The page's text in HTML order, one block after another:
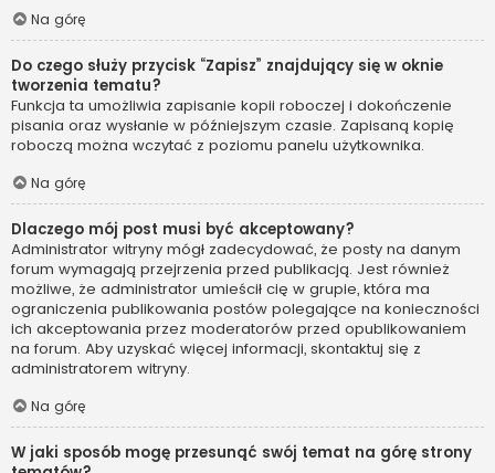
Na górę
Do czego służy przycisk “Zapisz” znajdujący się w oknie
tworzenia tematu?
Funkcja ta umożliwia zapisanie kopii roboczej i dokończenie
pisania oraz wysłanie w późniejszym czasie. Zapisaną kopię
roboczą można wczytać z poziomu panelu użytkownika.
Na górę
Dlaczego mój post musi być akceptowany?
Administrator witryny mógł zadecydować, że posty na danym
forum wymagają przejrzenia przed publikacją. Jest również
możliwe, że administrator umieścił cię w grupie, która ma
ograniczenia publikowania postów polegające na konieczności
ich akceptowania przez moderatorów przed opublikowaniem
na forum. Aby uzyskać więcej informacji, skontaktuj się z
administratorem witryny.
Na górę
W jaki sposób mogę przesunąć swój temat na górę strony